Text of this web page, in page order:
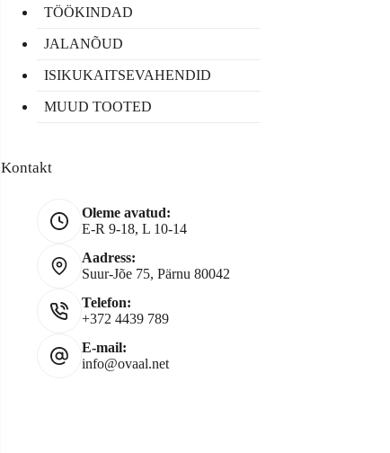
TÖÖKINDAD
JALANÕUD
ISIKUKAITSEVAHENDID
MUUD TOOTED
Kontakt
Oleme avatud:
E-R 9-18, L 10-14
Aadress:
Suur-Jõe 75, Pärnu 80042
Telefon:
+372 4439 789
E-mail:
info@ovaal.net